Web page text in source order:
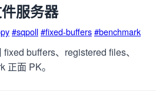
服务器
#sqpoll#fixed-buffers#benchmark
buffers、registered files、
面 PK。